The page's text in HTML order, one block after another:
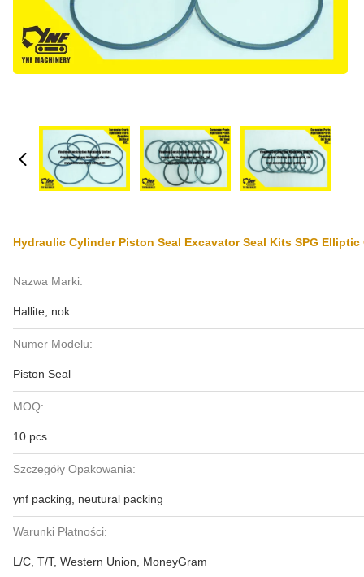
Hydraulic Cylinder Piston Seal Excavator Seal Kits SPG Elliptic
Nazwa Marki:
Hallite, nok
Numer Modelu:
Piston Seal
MOQ:
10 pcs
Szczegóły Opakowania:
ynf packing, neutural packing
Warunki Płatności:
L/C, T/T, Western Union, MoneyGram